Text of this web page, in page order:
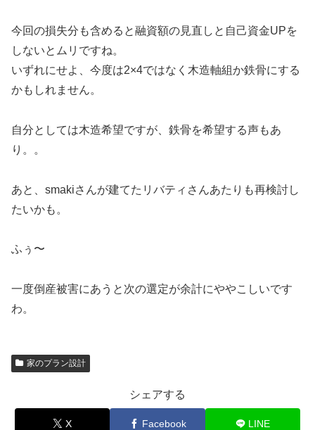
今回の損失分も含めると融資額の見直しと自己資金UPを
しないとムリですね。
いずれにせよ、今度は2×4ではなく木造軸組か鉄骨にする
かもしれません。
自分としては木造希望ですが、鉄骨を希望する声もあ
り。。
あと、smakiさんが建てたリバティさんあたりも再検討し
たいかも。
ふぅ〜
一度倒産被害にあうと次の選定が余計にややこしいです
わ。
家のプラン設計
シェアする
X Facebook LINE